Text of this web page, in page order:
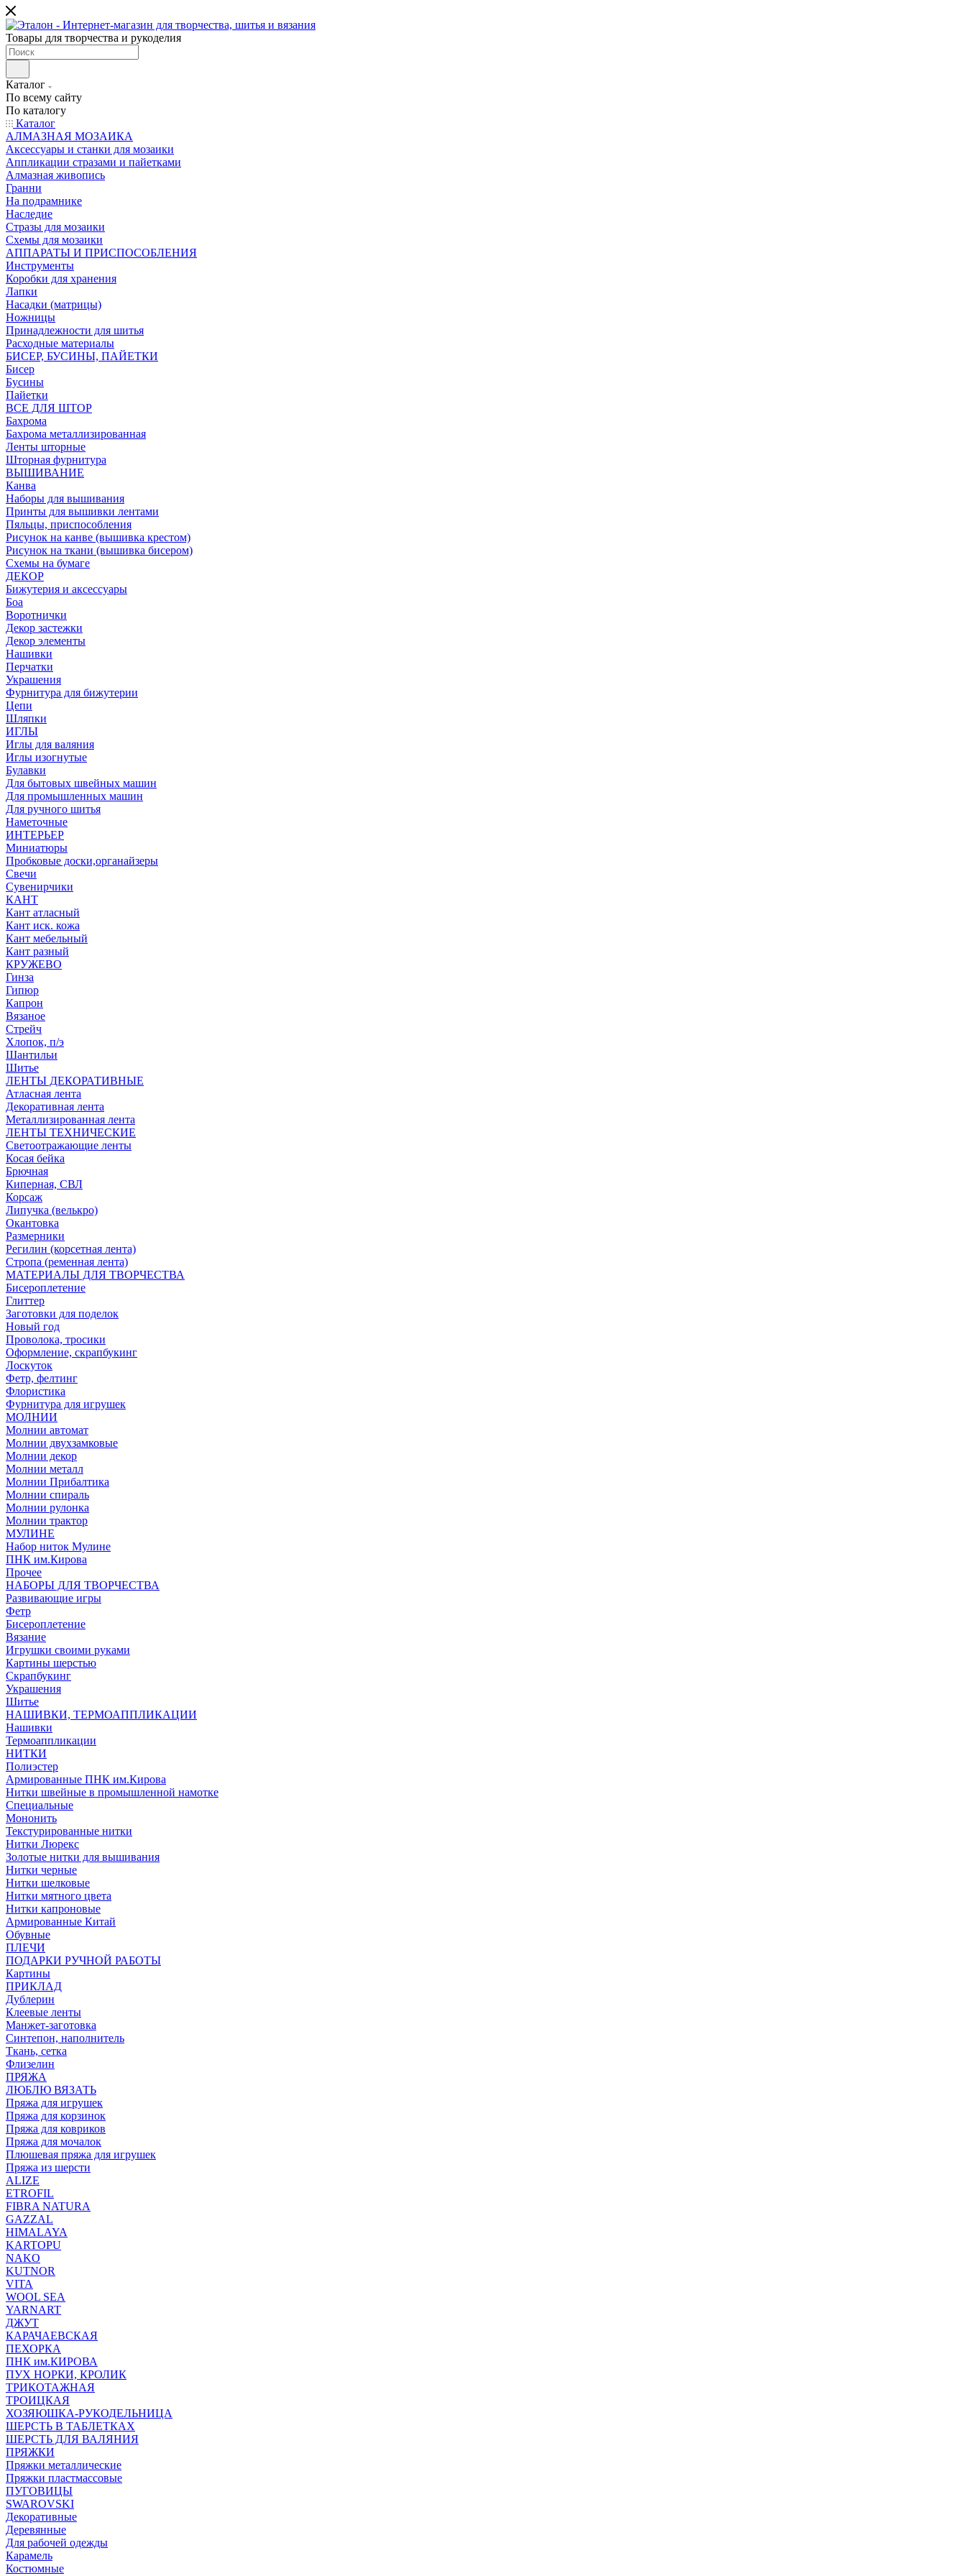
Товары для творчества и рукоделия
Каталог
По всему сайту
По каталогу
Каталог
АЛМАЗНАЯ МОЗАИКА
Аксессуары и станки для мозаики
Аппликации стразами и пайетками
Алмазная живопись
Гранни
На подрамнике
Наследие
Стразы для мозаики
Схемы для мозаики
АППАРАТЫ И ПРИСПОСОБЛЕНИЯ
Инструменты
Коробки для хранения
Лапки
Насадки (матрицы)
Ножницы
Принадлежности для шитья
Расходные материалы
БИСЕР, БУСИНЫ, ПАЙЕТКИ
Бисер
Бусины
Пайетки
ВСЕ ДЛЯ ШТОР
Бахрома
Бахрома металлизированная
Ленты шторные
Шторная фурнитура
ВЫШИВАНИЕ
Канва
Наборы для вышивания
Принты для вышивки лентами
Пяльцы, приспособления
Рисунок на канве (вышивка крестом)
Рисунок на ткани (вышивка бисером)
Схемы на бумаге
ДЕКОР
Бижутерия и аксессуары
Боа
Воротнички
Декор застежки
Декор элементы
Нашивки
Перчатки
Украшения
Фурнитура для бижутерии
Цепи
Шляпки
ИГЛЫ
Иглы для валяния
Иглы изогнутые
Булавки
Для бытовых швейных машин
Для промышленных машин
Для ручного шитья
Наметочные
ИНТЕРЬЕР
Миниатюры
Пробковые доски,органайзеры
Свечи
Сувенирчики
КАНТ
Кант атласный
Кант иск. кожа
Кант мебельный
Кант разный
КРУЖЕВО
Гинза
Гипюр
Капрон
Вязаное
Стрейч
Хлопок, п/э
Шантильи
Шитье
ЛЕНТЫ ДЕКОРАТИВНЫЕ
Атласная лента
Декоративная лента
Металлизированная лента
ЛЕНТЫ ТЕХНИЧЕСКИЕ
Светоотражающие ленты
Косая бейка
Брючная
Киперная, СВЛ
Корсаж
Липучка (велькро)
Окантовка
Размерники
Регилин (корсетная лента)
Стропа (ременная лента)
МАТЕРИАЛЫ ДЛЯ ТВОРЧЕСТВА
Бисероплетение
Глиттер
Заготовки для поделок
Новый год
Проволока, тросики
Оформление, скрапбукинг
Лоскуток
Фетр, фелтинг
Флористика
Фурнитура для игрушек
МОЛНИИ
Молнии автомат
Молнии двухзамковые
Молнии декор
Молнии металл
Молнии Прибалтика
Молнии спираль
Молнии рулонка
Молнии трактор
МУЛИНЕ
Набор ниток Мулине
ПНК им.Кирова
Прочее
НАБОРЫ ДЛЯ ТВОРЧЕСТВА
Развивающие игры
Фетр
Бисероплетение
Вязание
Игрушки своими руками
Картины шерстью
Скрапбукинг
Украшения
Шитье
НАШИВКИ, ТЕРМОАППЛИКАЦИИ
Нашивки
Термоаппликации
НИТКИ
Полиэстер
Армированные ПНК им.Кирова
Нитки швейные в промышленной намотке
Специальные
Мононить
Текстурированные нитки
Нитки Люрекс
Золотые нитки для вышивания
Нитки черные
Нитки шелковые
Нитки мятного цвета
Нитки капроновые
Армированные Китай
Обувные
ПЛЕЧИ
ПОДАРКИ РУЧНОЙ РАБОТЫ
Картины
ПРИКЛАД
Дублерин
Клеевые ленты
Манжет-заготовка
Синтепон, наполнитель
Ткань, сетка
Флизелин
ПРЯЖА
ЛЮБЛЮ ВЯЗАТЬ
Пряжа для игрушек
Пряжа для корзинок
Пряжа для ковриков
Пряжа для мочалок
Плюшевая пряжа для игрушек
Пряжа из шерсти
ALIZE
ETROFIL
FIBRA NATURA
GAZZAL
HIMALAYA
KARTOPU
NAKO
KUTNOR
VITA
WOOL SEA
YARNART
ДЖУТ
КАРАЧАЕВСКАЯ
ПЕХОРКА
ПНК им.КИРОВА
ПУХ НОРКИ, КРОЛИК
ТРИКОТАЖНАЯ
ТРОИЦКАЯ
ХОЗЯЮШКА-РУКОДЕЛЬНИЦА
ШЕРСТЬ В ТАБЛЕТКАХ
ШЕРСТЬ ДЛЯ ВАЛЯНИЯ
ПРЯЖКИ
Пряжки металлические
Пряжки пластмассовые
ПУГОВИЦЫ
SWAROVSKI
Декоративные
Деревянные
Для рабочей одежды
Карамель
Костюмные